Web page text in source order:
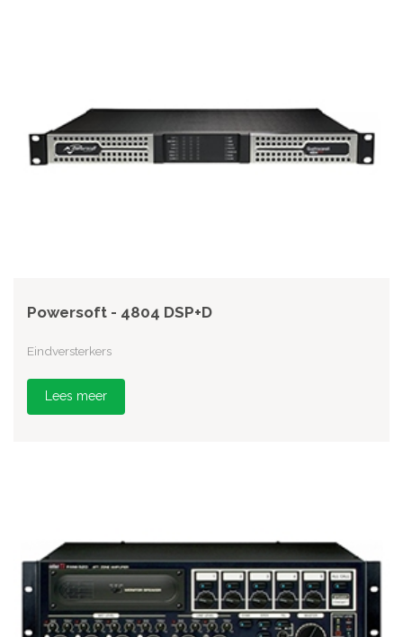
Powersoft - 4804 DSP+D
Eindversterkers
Lees meer